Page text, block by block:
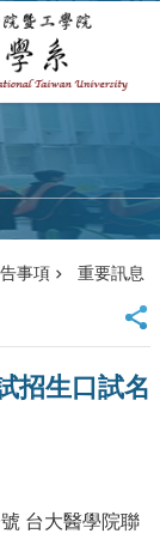
事項 重要訊息
招生口試名
台大醫學院聯